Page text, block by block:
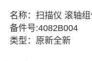
名称 ： 扫描仪 滚轴
备件号:4082B004
类型 ： 原新全新